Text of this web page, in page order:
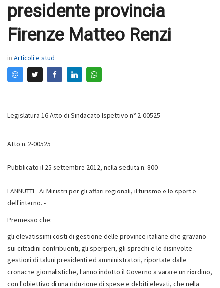
presidente provincia
Firenze Matteo Renzi
in Articoli e studi
Legislatura 16 Atto di Sindacato Ispettivo n° 2-00525
Atto n. 2-00525
Pubblicato il 25 settembre 2012, nella seduta n. 800
LANNUTTI - Ai Ministri per gli affari regionali, il turismo e lo sport e
dell'interno. -
Premesso che:
gli elevatissimi costi di gestione delle province italiane che gravano
sui cittadini contribuenti, gli sperperi, gli sprechi e le disinvolte
gestioni di taluni presidenti ed amministratori, riportate dalle
cronache giornalistiche, hanno indotto il Governo a varare un riordino,
con l'obiettivo di una riduzione di spese e debiti elevati, che nella